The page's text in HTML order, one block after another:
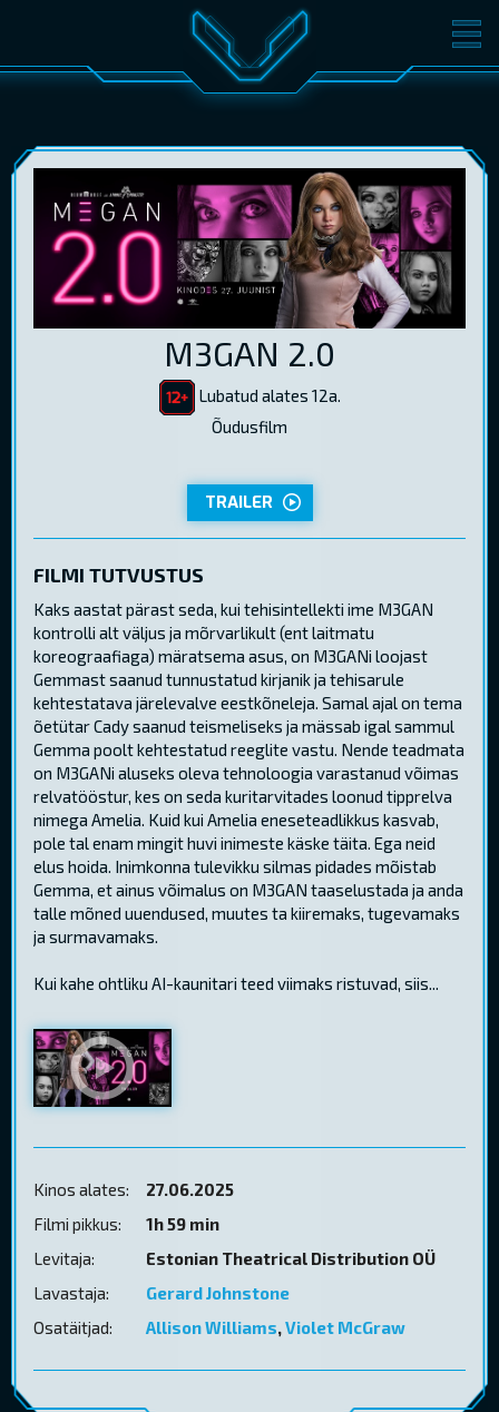
FILMID PILETID
KONVERENTS V-KLUBI
KINKEKAARDID
M3GAN 2.0
Lubatud alates 12a.
Õudusfilm
TRAILER
FILMI TUTVUSTUS
Kaks aastat pärast seda, kui tehisintellekti ime M3GAN
kontrolli alt väljus ja mõrvarlikult (ent laitmatu
koreograafiaga) märatsema asus, on M3GANi loojast
Gemmast saanud tunnustatud kirjanik ja tehisarule
kehtestatava järelevalve eestkõneleja. Samal ajal on tema
õetütar Cady saanud teismeliseks ja mässab igal sammul
Gemma poolt kehtestatud reeglite vastu. Nende teadmata
on M3GANi aluseks oleva tehnoloogia varastanud võimas
relvatööstur, kes on seda kuritarvitades loonud tipprelva
nimega Amelia. Kuid kui Amelia eneseteadlikkus kasvab,
pole tal enam mingit huvi inimeste käske täita. Ega neid
elus hoida. Inimkonna tulevikku silmas pidades mõistab
Gemma, et ainus võimalus on M3GAN taaselustada ja anda
talle mõned uuendused, muutes ta kiiremaks, tugevamaks
ja surmavamaks.
Kui kahe ohtliku AI-kaunitari teed viimaks ristuvad, siis...
Kinos alates:
27.06.2025
Filmi pikkus:
1h 59 min
Levitaja:
Estonian Theatrical Distribution OÜ
Lavastaja:
Gerard Johnstone
Osatäitjad:
Allison Williams,Violet McGraw